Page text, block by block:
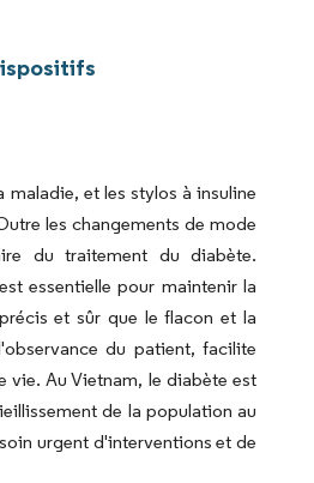
et les stylos à insuline
les changements de mode
du traitement du diabète.
essentielle pour maintenir la
et sûr que le flacon et la
du patient, facilite
vie. Au Vietnam, le diabète est
de la population au
urgent d'interventions et de